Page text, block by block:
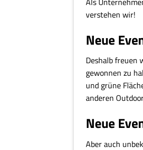
verstehen wir!
Neue
Deshalb freuen
gewonnen zu
und grüne
anderen
Neue
Aber auch